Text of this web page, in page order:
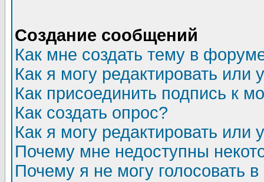
Создание сообщений
Как мне создать тему в
Как я могу редактировать или
Как присоединить подпись к
Как создать опрос?
Как я могу редактировать или
Почему мне недоступны
Почему я не могу голосовать